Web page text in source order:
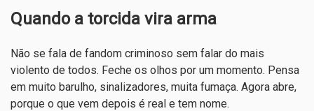
Quando a torcida vira arma
Não se fala de fandom criminoso sem falar do mais
violento de todos. Feche os olhos por um momento. Pensa
em muito barulho, sinalizadores, muita fumaça. Agora abre,
porque o que vem depois é real e tem nome.